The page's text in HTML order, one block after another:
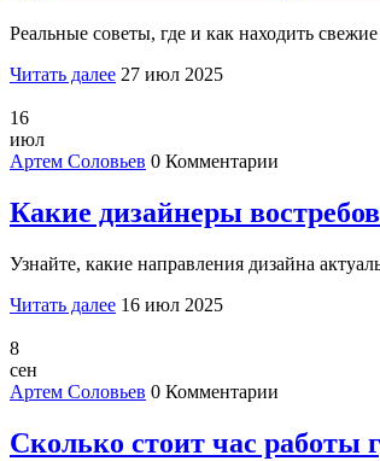
Реальные советы, где и как находить
Читать далее 27 июл 2025
16
июл
Артем Соловьев 0 Комментарии
Какие дизайнеры
Узнайте, какие направления дизайна
Читать далее 16 июл 2025
8
сен
Артем Соловьев 0 Комментарии
Сколько стоит час работы